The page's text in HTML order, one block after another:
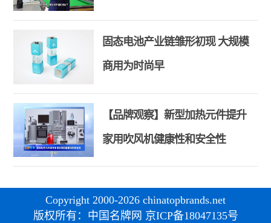
和合共生精神
固态电池产业链雏形初现 大规模
商用为时尚早
【品牌观察】新型加热元件提升
家用吹风机健康性和安全性
Copyright 2000-2026 chinatopbrands.net
版权所有：中国名牌网 京ICP备18047135号